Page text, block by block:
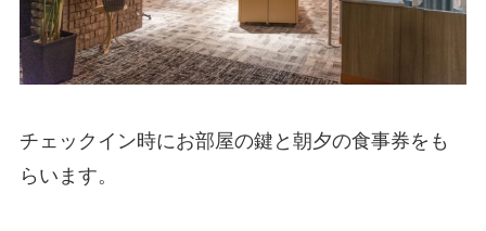
チェックイン時にお部屋の鍵と朝夕の食事券をも
らいます。